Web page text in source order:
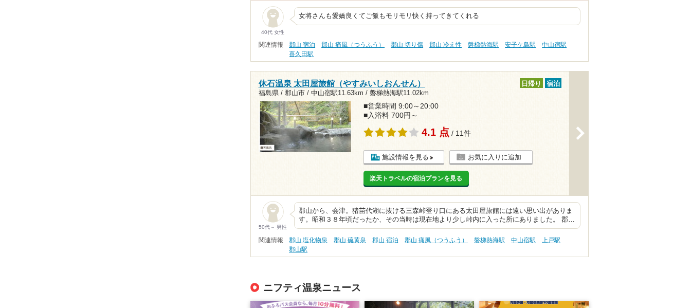
40代 女性
女将さんも愛嬌良くてご飯もモリモリ快く持ってきてくれる
関連情報 郡山 宿泊 郡山 痛風（つうふう） 郡山 切り傷 郡山 冷え性 磐梯熱海駅 安子ケ島駅
中山宿駅
喜久田駅
休石温泉 太田屋旅館（やすみいしおんせん）
福島県 / 郡山市 / 中山宿駅11.63km / 磐梯熱海駅11.02km
日帰り 宿泊
■営業時間 9:00～20:00
■入浴料 700円～
4.1 点 / 11件
施設情報を見る お気に入りに追加
楽天トラベルの宿泊プランを見る
50代～ 男性
郡山から、会津。猪苗代湖に抜ける三森峠登り口にある太田屋旅館には遠い思い出がありま
す。昭和３８年頃だったか、その当時は現在地より少し峠内に入った所にありました。 郡…
関連情報 郡山 塩化物泉 郡山 硫黄泉 郡山 宿泊 郡山 痛風（つうふう） 磐梯熱海駅 中山宿駅
上戸駅
郡山駅
ニフティ温泉ニュース